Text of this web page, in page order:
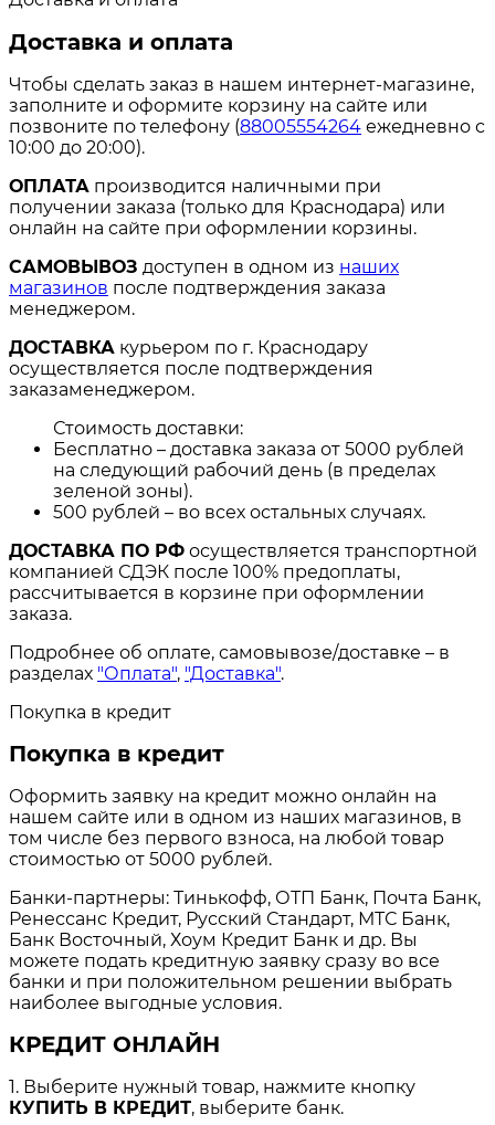
Доставка и оплата
Чтобы сделать заказ в нашем интернет-магазине,
заполните и оформите корзину на сайте или
позвоните по телефону (88005554264 ежедневно с
10:00 до 20:00).
ОПЛАТА производится наличными при
получении заказа (только для Краснодара) или
онлайн на сайте при оформлении корзины.
САМОВЫВОЗ доступен в одном из наших
магазинов после подтверждения заказа
менеджером.
ДОСТАВКА курьером по г. Краснодару
осуществляется после подтверждения
заказаменеджером.
Стоимость доставки:
Бесплатно – доставка заказа от 5000 рублей
на следующий рабочий день (в пределах
зеленой зоны).
500 рублей – во всех остальных случаях.
ДОСТАВКА ПО РФ осуществляется транспортной
компанией СДЭК после 100% предоплаты,
рассчитывается в корзине при оформлении
заказа.
Подробнее об оплате, самовывозе/доставке – в
разделах "Оплата", "Доставка".
Покупка в кредит
Покупка в кредит
Оформить заявку на кредит можно онлайн на
нашем сайте или в одном из наших магазинов, в
том числе без первого взноса, на любой товар
стоимостью от 5000 рублей.
Банки-партнеры: Тинькофф, ОТП Банк, Почта Банк,
Ренессанс Кредит, Русский Стандарт, МТС Банк,
Банк Восточный, Хоум Кредит Банк и др. Вы
можете подать кредитную заявку сразу во все
банки и при положительном решении выбрать
наиболее выгодные условия.
КРЕДИТ ОНЛАЙН
1. Выберите нужный товар, нажмите кнопку
КУПИТЬ В КРЕДИТ, выберите банк.